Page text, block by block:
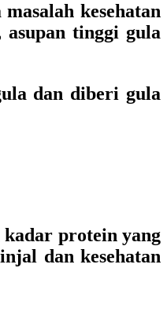
kesehatan
tinggi gula
dan diberi gula
kadar protein yang
dan kesehatan